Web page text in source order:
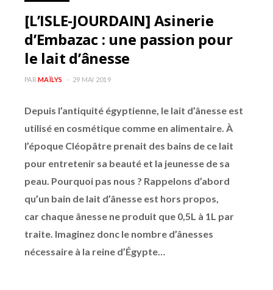
[L’ISLE-JOURDAIN] Asinerie
d’Embazac : une passion pour
le lait d’ânesse
PAR MAÏLYS 29 MAI 2019
Depuis l’antiquité égyptienne, le lait d’ânesse est
utilisé en cosmétique comme en alimentaire. À
l’époque Cléopâtre prenait des bains de ce lait
pour entretenir sa beauté et la jeunesse de sa
peau. Pourquoi pas nous ? Rappelons d’abord
qu’un bain de lait d’ânesse est hors propos,
car chaque ânesse ne produit que 0,5L à 1L par
traite. Imaginez donc le nombre d’ânesses
nécessaire à la reine d’Égypte…